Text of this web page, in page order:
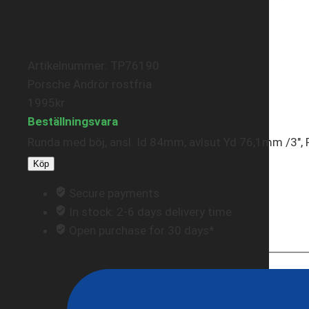
Beställningsvara
Runda med böj, ansl. Id 84mm, avlsut Yd 76,1mm /3",
Köp